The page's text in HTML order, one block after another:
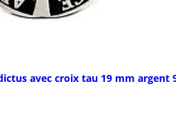
avec croix tau 19 mm argent